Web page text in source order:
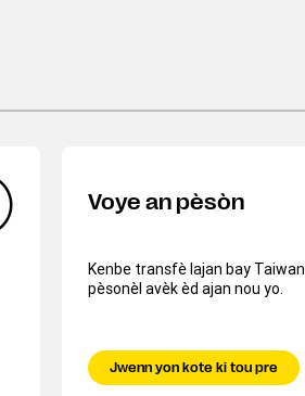
Voye an pèsòn
Kenbe transfè lajan bay Taiwan
pèsonèl avèk èd ajan nou yo.
Jwenn yon kote ki tou pre